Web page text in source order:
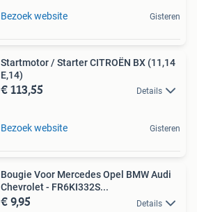
Bezoek website Gisteren
Startmotor / Starter CITROËN BX (11,14
E,14)
€ 113,55 Details
Bezoek website Gisteren
Bougie Voor Mercedes Opel BMW Audi
Chevrolet - FR6KI332S...
€ 9,95 Details